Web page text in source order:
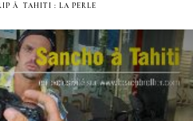
Ã TAHITI : LA PERLE